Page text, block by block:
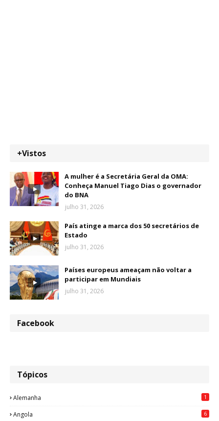
+Vistos
A mulher é a Secretária Geral da OMA:
Conheça Manuel Tiago Dias o governador
do BNA
julho 31, 2026
País atinge a marca dos 50 secretários de
Estado
julho 31, 2026
Países europeus ameaçam não voltar a
participar em Mundiais
julho 31, 2026
Facebook
Tópicos
Alemanha 1
Angola 6